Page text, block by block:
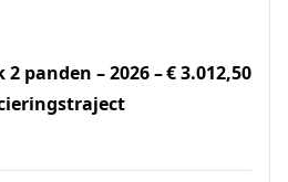
panden – 2026 –€ 3.012,50